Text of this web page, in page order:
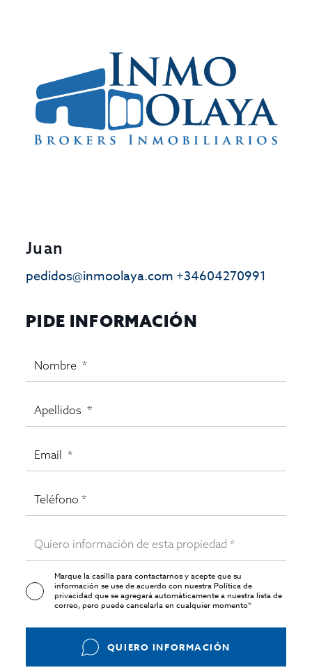
Juan
pedidos@inmoolaya.com +34604270991
PIDE INFORMACIÓN
Marque la casilla para contactarnos y acepte que su
información se use de acuerdo con nuestraPolítica de
privacidadque se agregará automáticamente a nuestra lista de
correo, pero puede cancelarla en cualquier momento*
QUIERO INFORMACIÓN